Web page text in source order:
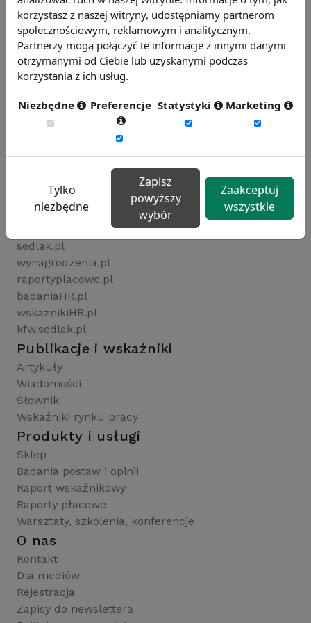
Rynekpracy.pl
sedlak.pl
wynagrodzenia.pl
raportyplacowe.pl
badaniaHR.pl
wskaznikiHR.pl
kfw.sedlak.pl
Publikacje i wskaźniki
Artykuły
Wiadomości
Słownik
Wskaźniki rynku pracy
Produkty i usługi
Sklep
Badania postaw i opinii
Raport wskaźnikowy
Raporty płacowe
Warsztaty, szkolenia, konferencje
O nas
Kontakt
Dla mediów
Rejestracja
Zapisy do newslettera
korzystasz z naszej witryny, udostępniamy partnerom
społecznościowym, reklamowym i analitycznym.
Partnerzy mogą połączyć te informacje z innymi danymi
otrzymanymi od Ciebie lub uzyskanymi podczas
korzystania z ich usług.
Niezbędne Preferencje Statystyki Marketing
Tylko
niezbędne
Zapisz
powyższy
wybór
Zaakceptuj
wszystkie